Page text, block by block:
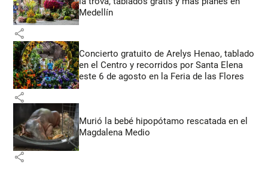
Medellín
share
Concierto gratuito de Arelys Henao, tablado
en el Centro y recorridos por Santa Elena
este 6 de agosto en la Feria de las Flores
share
Murió la bebé hipopótamo rescatada en el
Magdalena Medio
share